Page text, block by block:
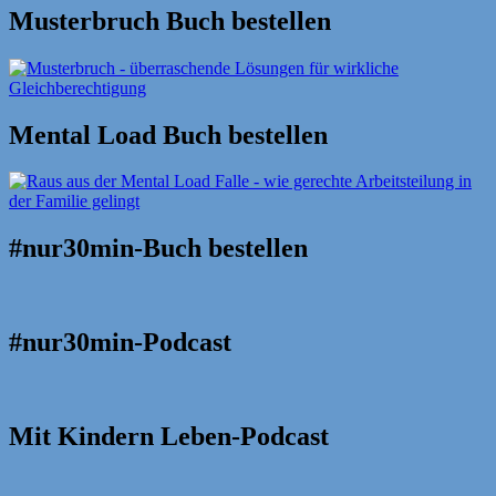
Musterbruch Buch bestellen
Mental Load Buch bestellen
#nur30min-Buch bestellen
#nur30min-Podcast
Mit Kindern Leben-Podcast